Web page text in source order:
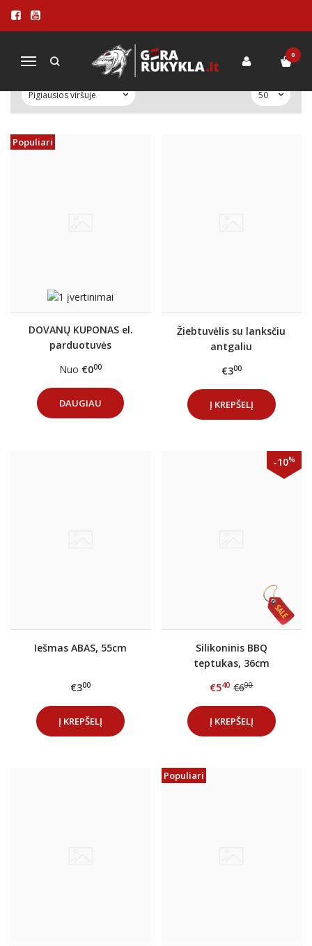
Navigacija
0
ĮVAIRŪS PRIEDAI
Įvairūs priedai
Populiari
DOVANŲ KUPONAS el.
parduotuvės
Nuo €000
DAUGIAU
Žiebtuvėlis su lanksčiu
antgaliu
€300
Į KREPŠELĮ
Iešmas ABAS, 55cm
€300
Į KREPŠELĮ
-10%
Silikoninis BBQ
teptukas, 36cm
€540 €600
Į KREPŠELĮ
Populiari